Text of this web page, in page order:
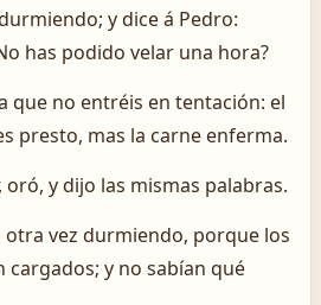
y dice á Pedro:
has podido velar una hora?
que no entréis en tentación: el
presto, mas la carne enferma.
oró, y dijo las mismas palabras.
otra vez durmiendo, porque los
cargados; y no sabían qué